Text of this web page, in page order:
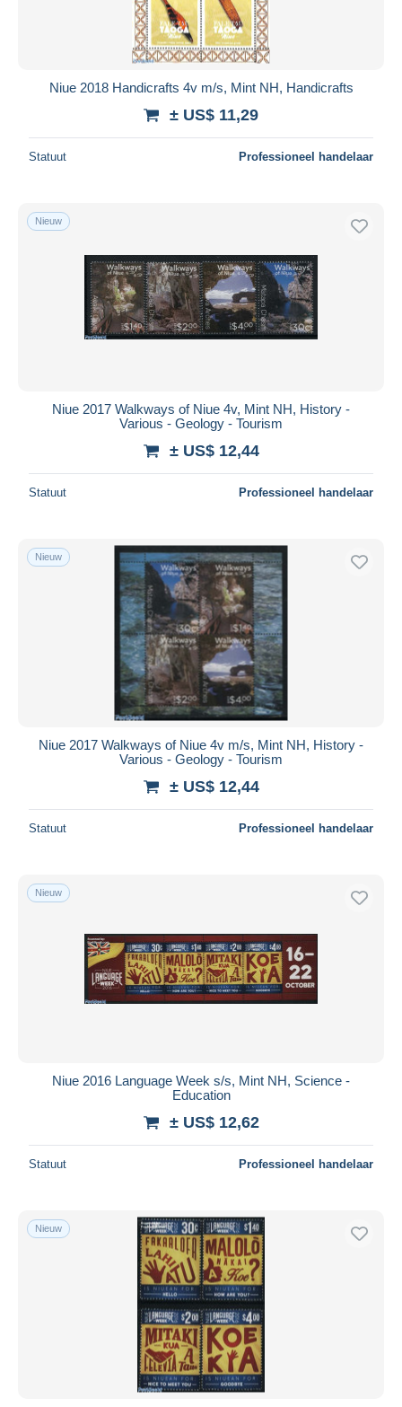
Niue 2018 Handicrafts 4v m/s, Mint NH, Handicrafts
± US$ 11,29
Statuut Professioneel handelaar
Nieuw
Niue 2017 Walkways of Niue 4v, Mint NH, History -
Various - Geology - Tourism
± US$ 12,44
Statuut Professioneel handelaar
Nieuw
Niue 2017 Walkways of Niue 4v m/s, Mint NH, History -
Various - Geology - Tourism
± US$ 12,44
Statuut Professioneel handelaar
Nieuw
Niue 2016 Language Week s/s, Mint NH, Science -
Education
± US$ 12,62
Statuut Professioneel handelaar
Nieuw